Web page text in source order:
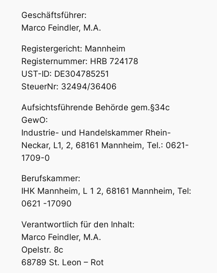
Geschäftsführer:
Marco Feindler, M.A.
Registergericht: Mannheim
Registernummer: HRB 724178
UST-ID: DE304785251
SteuerNr: 32494/36406
Aufsichtsführende Behörde gem.§34c
GewO:
Industrie- und Handelskammer Rhein-
Neckar, L1, 2, 68161 Mannheim, Tel.: 0621-
1709-0
Berufskammer:
IHK Mannheim, L 1 2, 68161 Mannheim, Tel:
0621 -17090
Verantwortlich für den Inhalt:
Marco Feindler, M.A.
Opelstr. 8c
68789 St. Leon – Rot